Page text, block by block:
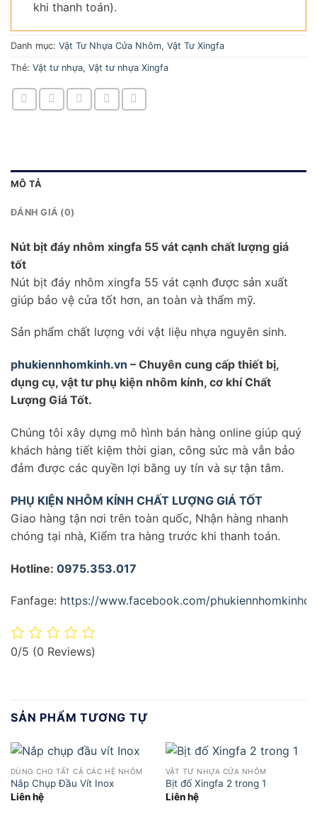
khi thanh toán).
Danh mục: Vật Tư Nhựa Cửa Nhôm, Vật Tư Xingfa
Thẻ: Vật tư nhựa, Vật tư nhựa Xingfa
MÔ TẢ
ĐÁNH GIÁ (0)
Nút bịt đáy nhôm xingfa 55 vát cạnh chất lượng giá
tốt
Nút bịt đáy nhôm xingfa 55 vát cạnh được sản xuất
giúp bảo vệ cửa tốt hơn, an toàn và thẩm mỹ.
Sản phẩm chất lượng với vật liệu nhựa nguyên sinh.
phukiennhomkinh.vn – Chuyên cung cấp thiết bị,
dụng cụ, vật tư phụ kiện nhôm kính, cơ khí Chất
Lượng Giá Tốt.
Chúng tôi xây dựng mô hình bán hàng online giúp quý
khách hàng tiết kiệm thời gian, công sức mà vẫn bảo
đảm được các quyền lợi bằng uy tín và sự tận tâm.
PHỤ KIỆN NHÔM KÍNH CHẤT LƯỢNG GIÁ TỐT
Giao hàng tận nơi trên toàn quốc, Nhận hàng nhanh
chóng tại nhà, Kiểm tra hàng trước khi thanh toán.
Hotline: 0975.353.017
Fanfage: https://www.facebook.com/
0/5 (0 Reviews)
SẢN PHẨM TƯƠNG TỰ
DÙNG CHO TẤT CẢ CÁC HỆ NHÔM
Nắp Chụp Đầu Vít Inox
Liên hệ
VẬT TƯ NHỰA CỬA NHÔM
Bịt đố Xingfa 2 trong 1
Liên hệ